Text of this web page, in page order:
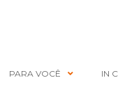
PARA VOCÊ IN